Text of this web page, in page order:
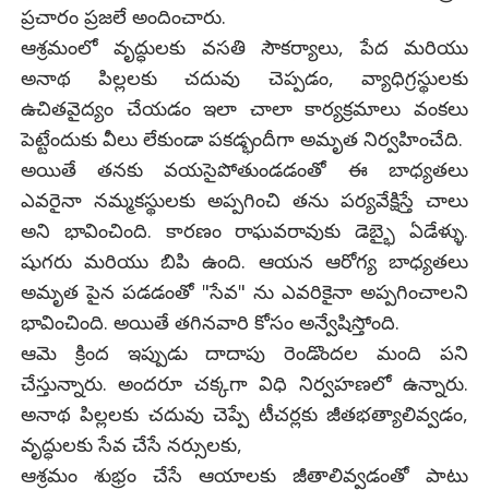
ప్రచారం ప్రజలే అందించారు.
ఆశ్రమంలో వృద్ధులకు వసతి సౌకర్యాలు, పేద మరియు
అనాథ పిల్లలకు చదువు చెప్పడం, వ్యాధిగ్రస్థులకు
ఉచితవైద్యం చేయడం ఇలా చాలా కార్యక్రమాలు వంకలు
పెట్టేందుకు వీలు లేకుండా పకడ్భందీగా అమృత నిర్వహించేది.
అయితే తనకు వయసైపోతుండడంతో ఈ బాధ్యతలు
ఎవరైనా నమ్మకస్థులకు అప్పగించి తను పర్యవేక్షిస్తే చాలు
అని భావించింది. కారణం రాఘవరావుకు డెబ్భై ఏడేళ్ళు.
షుగరు మరియు బిపి ఉంది. ఆయన ఆరోగ్య బాధ్యతలు
అమృత పైన పడడంతో "సేవ" ను ఎవరికైనా అప్పగించాలని
భావించింది. అయితే తగినవారి కోసం అన్వేషిస్తోంది.
ఆమె క్రింద ఇప్పుడు దాదాపు రెండొందల మంది పని
చేస్తున్నారు. అందరూ చక్కగా విధి నిర్వహణలో ఉన్నారు.
అనాథ పిల్లలకు చదువు చెప్పే టీచర్లకు జీతభత్యాలివ్వడం,
వృద్ధులకు సేవ చేసే నర్సులకు,
ఆశ్రమం శుభ్రం చేసే ఆయాలకు జీతాలివ్వడంతో పాటు